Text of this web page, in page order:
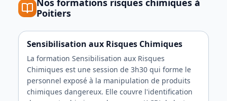
Nos formations risques chimiques à
Poitiers
Sensibilisation aux Risques Chimiques
La formation Sensibilisation aux Risques
Chimiques est une session de 3h30 qui forme le
personnel exposé à la manipulation de produits
chimiques dangereux. Elle couvre l'identification